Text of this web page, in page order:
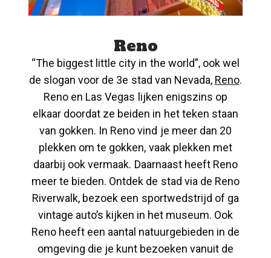
Reno
“The biggest little city in the world”, ook wel
de slogan voor de 3e stad van Nevada, Reno.
Reno en Las Vegas lijken enigszins op
elkaar doordat ze beiden in het teken staan
van gokken. In Reno vind je meer dan 20
plekken om te gokken, vaak plekken met
daarbij ook vermaak. Daarnaast heeft Reno
meer te bieden. Ontdek de stad via de Reno
Riverwalk, bezoek een sportwedstrijd of ga
vintage auto’s kijken in het museum. Ook
Reno heeft een aantal natuurgebieden in de
omgeving die je kunt bezoeken vanuit de